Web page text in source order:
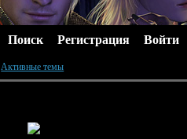
Поиск Регистрация Войти
Активные темы